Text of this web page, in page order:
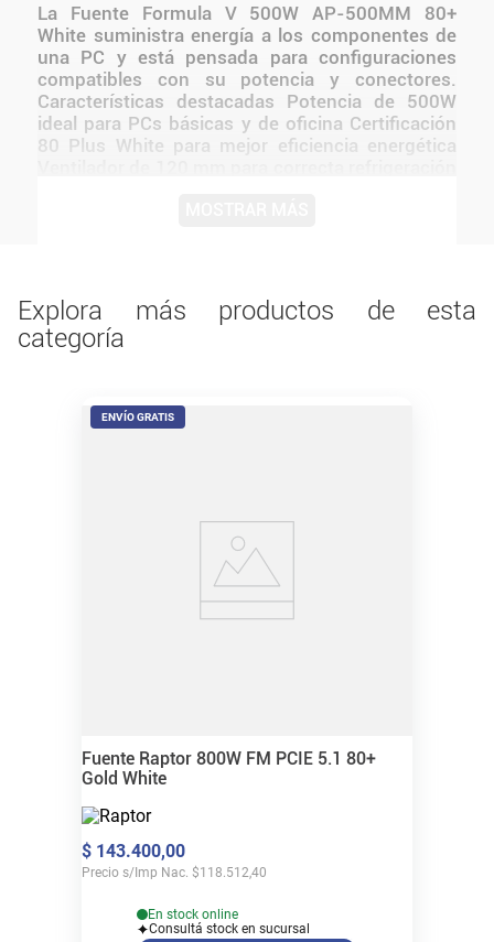
La Fuente Formula V 500W AP-500MM 80+
White suministra energía a los componentes de
una PC y está pensada para configuraciones
compatibles con su potencia y conectores.
Características destacadas Potencia de 500W
ideal para PCs básicas y de oficina Certificación
80 Plus White para mejor eficiencia energética
estabilidad y confiabilidad para equipos de
oficina, estudio o gaming liviano. Antes de
instalarlo o utilizarlo, conviene verificar medidas,
Explora más productos de esta
categoría
ENVÍO GRATIS
Fuente Raptor 800W FM PCIE 5.1 80+
Gold White
$ 143.400,00
Precio s/Imp Nac. $118.512,40
En stock online
Consultá stock en sucursal